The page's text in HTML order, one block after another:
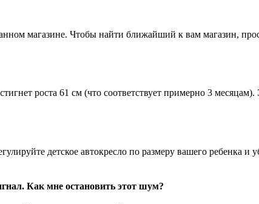
магазине. Чтобы найти ближайший к вам магазин,
роста 61 см (что соответствует примерно 3
детское автокресло по размеру вашего ребенка и
Как мне остановить этот шум?